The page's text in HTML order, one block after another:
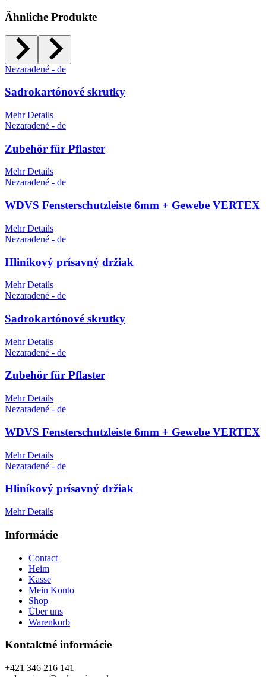
Ähnliche Produkte
Nezaradené - de
Sadrokartónové skrutky
Mehr Details
Nezaradené - de
Zubehör für Pflaster
Mehr Details
Nezaradené - de
WDVS Fensterschutzleiste 6mm + Gewebe VERTEX
Mehr Details
Nezaradené - de
Hliníkový prísavný držiak
Mehr Details
Nezaradené - de
Sadrokartónové skrutky
Mehr Details
Nezaradené - de
Zubehör für Pflaster
Mehr Details
Nezaradené - de
WDVS Fensterschutzleiste 6mm + Gewebe VERTEX
Mehr Details
Nezaradené - de
Hliníkový prísavný držiak
Mehr Details
Informácie
Contact
Heim
Kasse
Mein Konto
Shop
Über uns
Warenkorb
Kontaktné informácie
+421 346 216 141